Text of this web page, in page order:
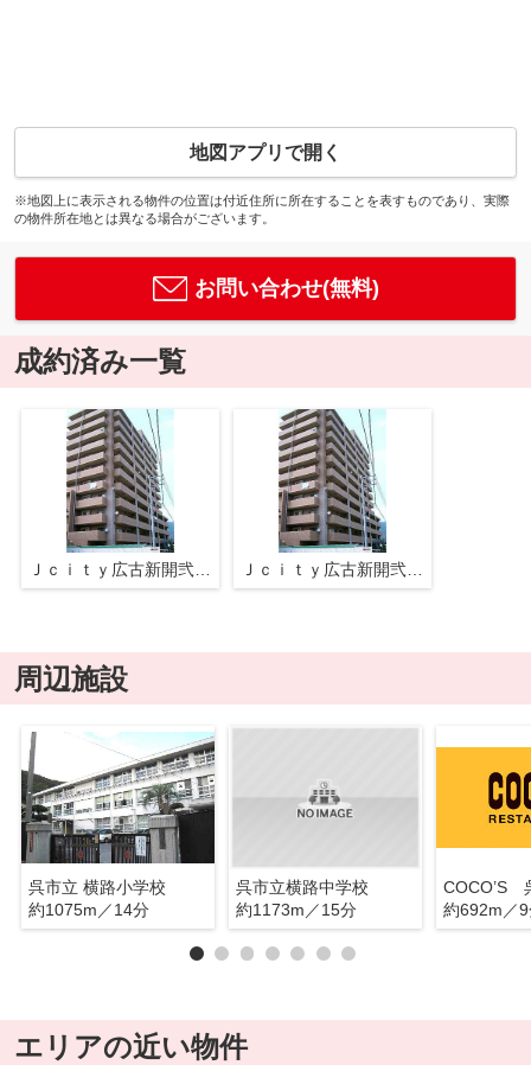
地図アプリで開く
※地図上に表示される物件の位置は付近住所に所在することを表すものであり、実際
の物件所在地とは異なる場合がございます。
お問い合わせ(無料)
成約済み一覧
Ｊｃｉｔｙ広古新開弐番館 Ｊｃｉｔｙ広古新開弐番館
周辺施設
呉市立 横路小学校
約1075m／14分
呉市立横路中学校
約1173m／15分
COCO’S
約692m／
エリアの近い物件